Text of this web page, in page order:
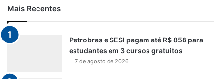
Mais Recentes
Petrobras e SESI pagam até R$ 858 para
estudantes em 3 cursos gratuitos
7 de agosto de 2026